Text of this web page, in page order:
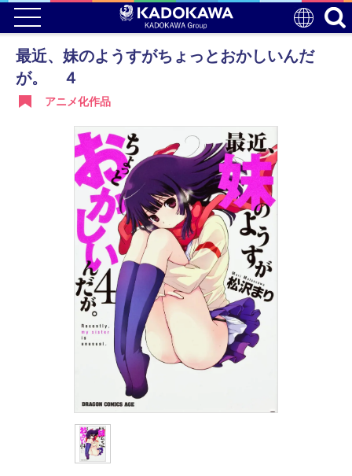
最近、妹のようすがちょっとおかしいんだ
が。 ４
アニメ化作品